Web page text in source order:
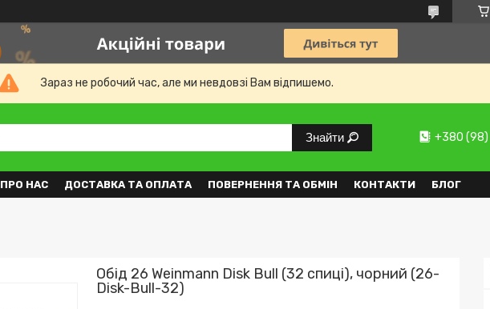
Зараз не робочий час, але ми невдовзі Вам відпишемо.
Знайти +380
ПРО НАС ДОСТАВКА ТА ОПЛАТА ПОВЕРНЕННЯ ТА ОБМІН КОНТАКТИ БЛОГ
Обід 26 Weinmann Disk Bull (32 спиці), чорний (26-
Disk-Bull-32)